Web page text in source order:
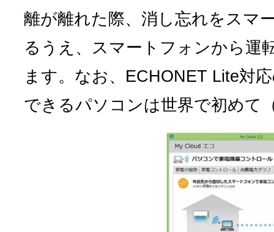
離が離れた際、消し忘れをスマ
るうえ、スマートフォンから運
ます。なお、ECHONET Lite対
できるパソコンは世界で初めて